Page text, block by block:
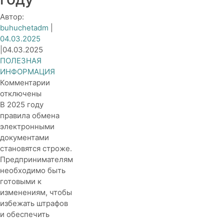
Автор:
buhuchetadm
04.03.2025
04.03.2025
ПОЛЕЗНАЯ
ИНФОРМАЦИЯ
Комментарии
требования
к
документообороту
в
2025
отключены
В 2025 году
правила обмена
электронными
документами
становятся строже.
Предпринимателям
необходимо быть
готовыми к
изменениям, чтобы
избежать штрафов
и обеспечить